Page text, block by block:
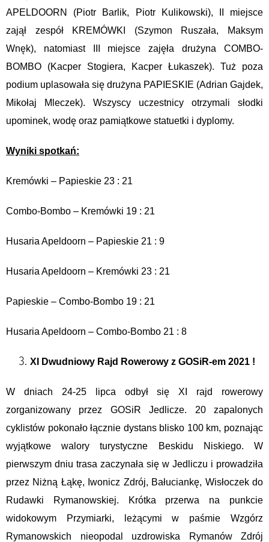
APELDOORN (Piotr Barlik, Piotr Kulikowski), II miejsce
zajął zespół KREMÓWKI (Szymon Ruszała, Maksym
Wnęk), natomiast III miejsce zajęła drużyna COMBO-
BOMBO (Kacper Stogiera, Kacper Łukaszek). Tuż poza
podium uplasowała się drużyna PAPIESKIE (Adrian Gajdek,
Mikołaj Mleczek). Wszyscy uczestnicy otrzymali słodki
upominek, wodę oraz pamiątkowe statuetki i dyplomy.
Wyniki spotkań:
Kremówki – Papieskie 23 : 21
Combo-Bombo – Kremówki 19 : 21
Husaria Apeldoorn – Papieskie 21 : 9
Husaria Apeldoorn – Kremówki 23 : 21
Papieskie – Combo-Bombo 19 : 21
Husaria Apeldoorn – Combo-Bombo 21 : 8
XI Dwudniowy Rajd Rowerowy z GOSiR-em 2021 !
W dniach 24-25 lipca odbył się XI rajd rowerowy
zorganizowany przez GOSiR Jedlicze. 20 zapalonych
cyklistów pokonało łącznie dystans blisko 100 km, poznając
wyjątkowe walory turystyczne Beskidu Niskiego. W
pierwszym dniu trasa zaczynała się w Jedliczu i prowadziła
przez Niżną Łąkę, Iwonicz Zdrój, Bałuciankę, Wisłoczek do
Rudawki Rymanowskiej. Krótka przerwa na punkcie
widokowym Przymiarki, leżącymi w paśmie Wzgórz
Rymanowskich nieopodal uzdrowiska Rymanów Zdrój